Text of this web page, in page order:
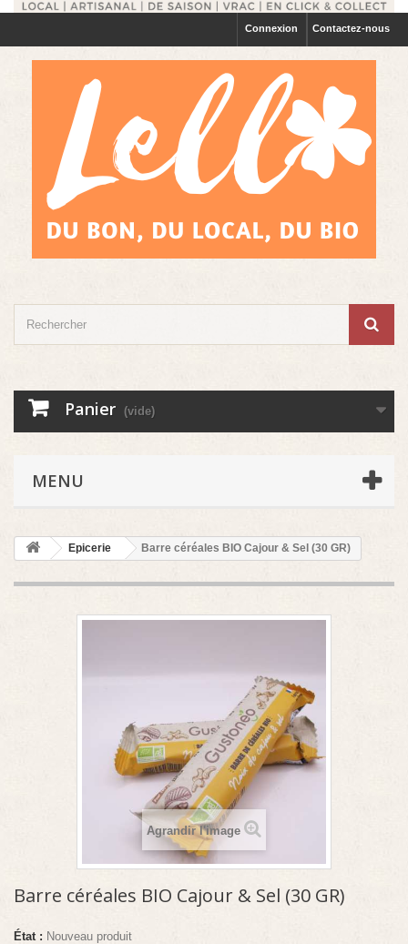
Contactez-nous
Connexion
Panier (vide)
MENU
Epicerie Barre céréales BIO Cajour & Sel (30 GR)
Agrandir l'image
Barre céréales BIO Cajour & Sel (30 GR)
État : Nouveau produit